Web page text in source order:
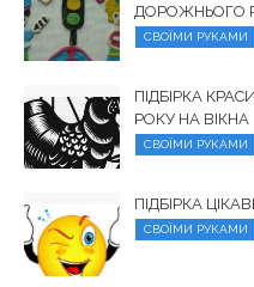
ДОРОЖНЬОГО
СВОЇМИ РУКАМИ
ПІДБІРКА
РОКУ НА ВІКНА
СВОЇМИ РУКАМИ
ПІДБІРКА
СВОЇМИ РУКАМИ